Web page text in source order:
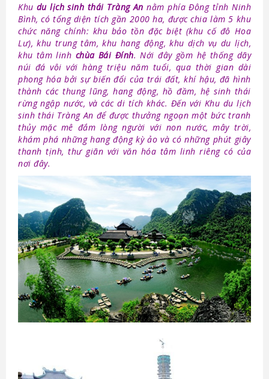
Khu du lịch sinh thái Tràng An nằm phía Đông tỉnh Ninh
Bình, có tổng diện tích gần 2000 ha, được chia làm 5 khu
chức năng chính: khu bảo tồn đặc biệt (khu cố đô Hoa
Lư), khu trung tâm, khu hang động, khu dịch vụ du lịch,
khu tâm linh chùa Bái Đính. Nới đây gồm hệ thống dãy
núi đá vôi với hàng triệu năm tuổi, qua thời gian dài
phong hóa bởi sự biến đổi của trái đất, khí hậu, đã hình
thành các thung lũng, hang động, hồ đầm, hệ sinh thái
rừng ngập nước, và các di tích khác. Đến với Khu du lịch
sinh thái Tràng An để được thưởng ngoạn một bức tranh
thủy mặc mê đắm lòng người với non nước, mây trời,
khám phá những hang động kỳ ảo và có những phút giây
thanh tịnh, thư giãn với văn hóa tâm linh riêng có của
nơi đây.